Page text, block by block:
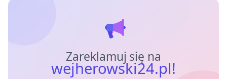
Zareklamuj się na
wejherowski24.pl!